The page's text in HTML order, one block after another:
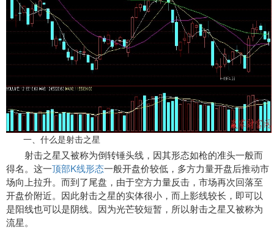
一、什么是射击之星
射击之星又被称为倒转锤头线，因其形态如枪的准头一般而
得名。这一顶部K线形态一般开盘价较低，多方力量开盘后推动市
场向上拉升。而到了尾盘，由于空方力量反击，市场再次回落至
开盘价附近。因此射击之星的实体很小，而上影线较长，即可以
是阳线也可以是阴线。因为光芒较短暂，所以射击之星又被称为
流星。